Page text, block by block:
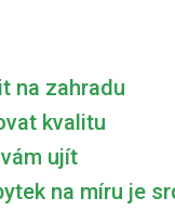
na zahradu
kvalitu
ujít
na míru je